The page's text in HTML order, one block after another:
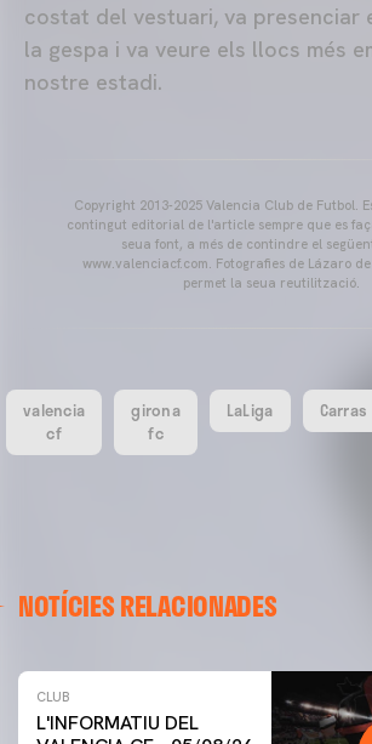
costat del vestuari, va presenciar
la gespa i va veure els llocs més
nostre estadi.
Copyright 2013-2025 Valencia Club de Futbol.
contingut editorial de l'article sempre que es
seua font, a més de contindre el
www.valenciacf.com. Fotografies de Lázaro
permet la seua reutilització.
valencia
cf
girona
fc
LaLiga Carras
NOTÍCIES RELACIONADES
CLUB
L'INFORMATIU DEL